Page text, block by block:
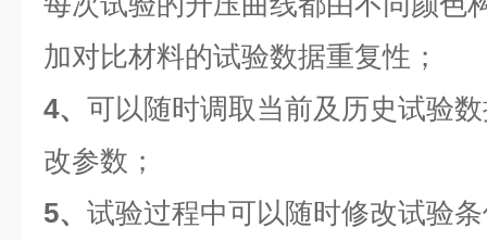
加对比材料的试验数据重复性；
4、 可以随时调取当前及历史试验
改参数；
5、 试验过程中可以随时修改试验